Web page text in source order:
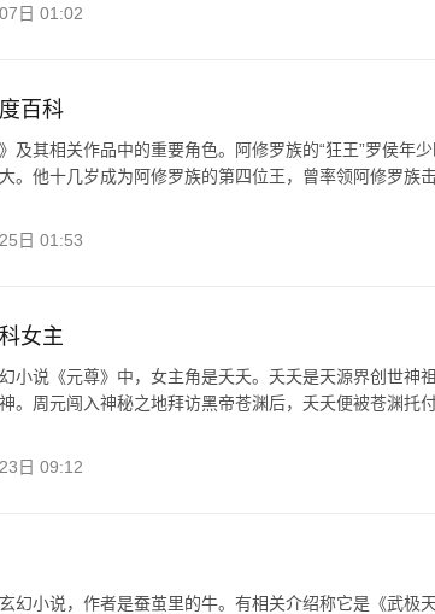
日 01:02
百科
及其相关作品中的重要角色。阿修罗族的“狂王”罗侯年
。他十几岁成为阿修罗族的第四位王，曾率领阿修罗族
日 01:53
女主
小说《元尊》中，女主角是夭夭。夭夭是天源界创世神
。周元闯入神秘之地拜访黑帝苍渊后，夭夭便被苍渊托
日 09:12
幻小说，作者是蚕茧里的牛。有相关介绍称它是《武极